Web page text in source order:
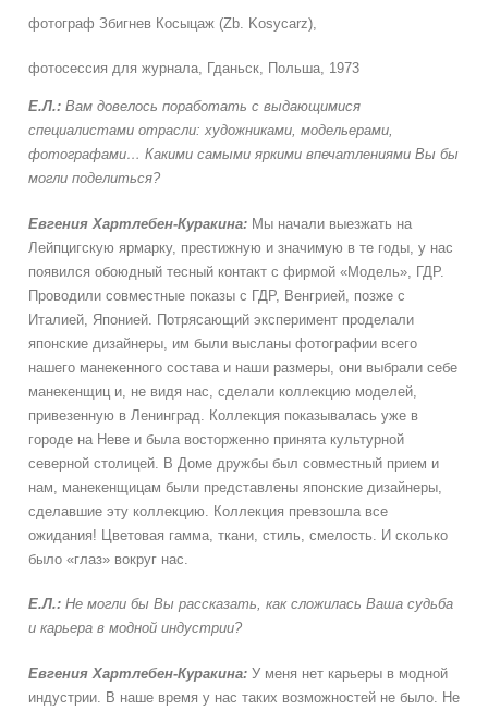
фотограф Збигнев Косыцаж (Zb. Kosycarz),
фотосессия для журнала, Гданьск, Польша, 1973
Е.Л.: Вам довелось поработать с выдающимися
специалистами отрасли: художниками, модельерами,
фотографами… Какими самыми яркими впечатлениями Вы бы
могли поделиться?
Евгения Хартлебен-Куракина: Мы начали выезжать на
Лейпцигскую ярмарку, престижную и значимую в те годы, у нас
появился обоюдный тесный контакт с фирмой «Модель», ГДР.
Проводили совместные показы с ГДР, Венгрией, позже с
Италией, Японией. Потрясающий эксперимент проделали
японские дизайнеры, им были высланы фотографии всего
нашего манекенного состава и наши размеры, они выбрали себе
манекенщиц и, не видя нас, сделали коллекцию моделей,
привезенную в Ленинград. Коллекция показывалась уже в
городе на Неве и была восторженно принята культурной
северной столицей. В Доме дружбы был совместный прием и
нам, манекенщицам были представлены японские дизайнеры,
сделавшие эту коллекцию. Коллекция превзошла все
ожидания! Цветовая гамма, ткани, стиль, смелость. И сколько
было «глаз» вокруг нас.
Е.Л.: Не могли бы Вы рассказать, как сложилась Ваша судьба
и карьера в модной индустрии?
Евгения Хартлебен-Куракина: У меня нет карьеры в модной
индустрии. В наше время у нас таких возможностей не было. Не